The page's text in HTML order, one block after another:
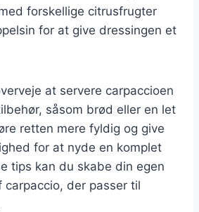
forskellige citrusfrugter
for at give dressingen et
at servere carpaccioen
såsom brød eller en let
retten mere fyldig og give
for at nyde en komplet
tips kan du skabe din egen
carpaccio, der passer til